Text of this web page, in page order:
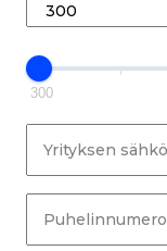
300
Yrityksen
Puhelinnumero